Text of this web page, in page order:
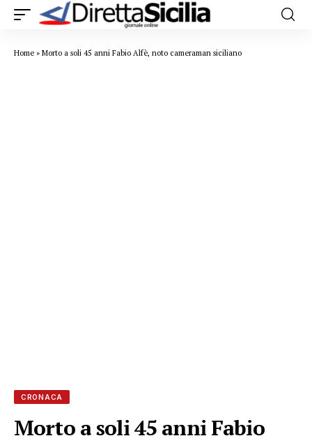
Home » Morto a soli 45 anni Fabio Alfè, noto cameraman siciliano
CRONACA
Morto a soli 45 anni Fabio